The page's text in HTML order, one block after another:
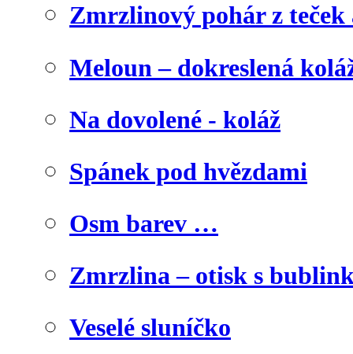
Zmrzlinový pohár z
Meloun – dokreslená
Na dovolené - koláž
Spánek pod hvězdami
Osm barev …
Zmrzlina – otisk s
Veselé sluníčko